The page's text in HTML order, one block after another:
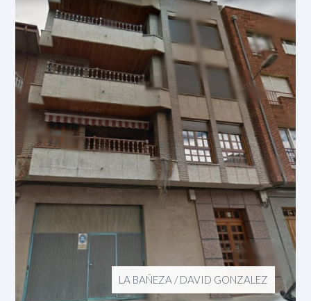
LA BAÑEZA /DAVID GONZALEZ